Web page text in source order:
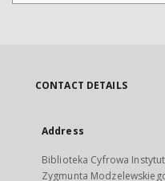
CONTACT DETAILS
Address
Biblioteka Cyfrowa
Zygmunta